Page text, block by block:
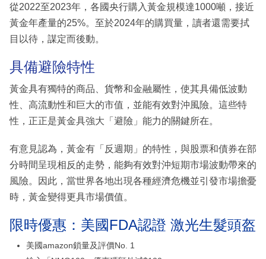
從2022至2023年，各國央行購入黃金規模達1000噸，接近
黃金年產量的25%。至於2024年的購買量，讀者還需要拭
目以待，謀定而後動。
具備避險特性
黃金具有獨特的商品、貨幣和金融屬性，使其具備低波動
性、高流動性和巨大的市值，並能有效對沖風險。這些特
性，正正是黃金具強大「避險」能力的關鍵所在。
有意見認為，黃金有「反週期」的特性，與股票和債券在部
分時間呈現相反的走勢，能夠有效對沖短期市場波動帶來的
風險。因此，當世界各地出現各種經濟危機並引發市場擔憂
時，黃金變得更具市場價值。
限時優惠：美國FDA認證 激光生髮頭盔
美國amazon鎖量及評價No. 1